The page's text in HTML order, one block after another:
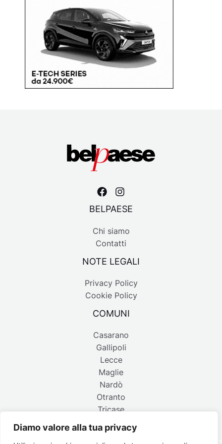
Diamo valore alla tua privacy
BELPAESE
Chi siamo
Contatti
NOTE LEGALI
Privacy Policy
Cookie Policy
COMUNI
Casarano
Gallipoli
Lecce
Maglie
Nardò
Otranto
Tricase